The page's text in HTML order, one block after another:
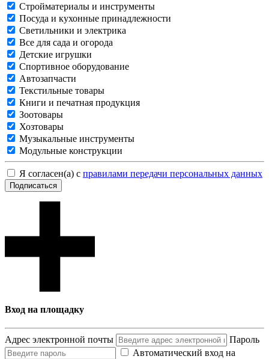
Стройматериалы и инструменты
Посуда и кухонные принадлежности
Светильники и электрика
Все для сада и огорода
Детские игрушки
Спортивное оборудование
Автозапчасти
Текстильные товары
Книги и печатная продукция
Зоотовары
Хозтовары
Музыкальные инструменты
Модульные конструкции
Я согласен(а) с правилами передачи персональных данных
Подписаться
Вход на площадку
Адрес электронной почты
Пароль
Автоматический вход на